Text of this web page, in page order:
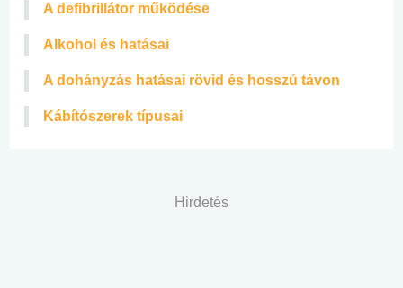
A defibrillátor működése
Alkohol és hatásai
A dohányzás hatásai rövid és hosszú távon
Kábítószerek típusai
Hirdetés